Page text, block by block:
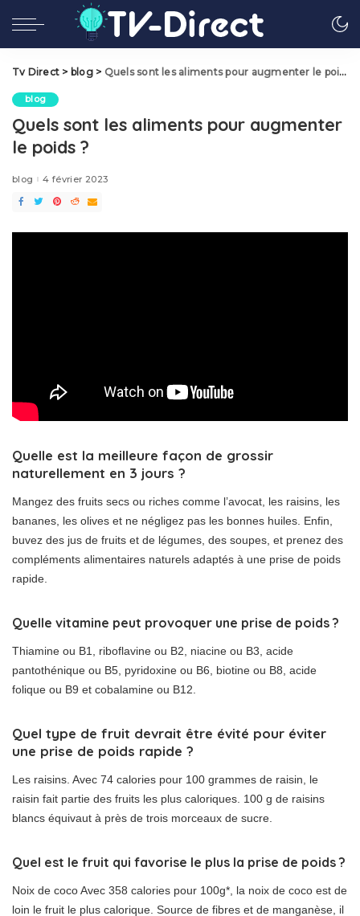
Tv Direct > blog> Quels sont les aliments pour augmenter le poids ?
blog
Quels sont les aliments pour augmenter
le poids ?
blog 4 février 2023
Quelle est la meilleure façon de grossir
naturellement en 3 jours ?
Mangez des fruits secs ou riches comme l’avocat, les raisins, les
bananes, les olives et ne négligez pas les bonnes huiles. Enfin,
buvez des jus de fruits et de légumes, des soupes, et prenez des
compléments alimentaires naturels adaptés à une prise de poids
rapide.
Quelle vitamine peut provoquer une prise de poids ?
Thiamine ou B1, riboflavine ou B2, niacine ou B3, acide
pantothénique ou B5, pyridoxine ou B6, biotine ou B8, acide
folique ou B9 et cobalamine ou B12.
Quel type de fruit devrait être évité pour éviter
une prise de poids rapide ?
Les raisins. Avec 74 calories pour 100 grammes de raisin, le
raisin fait partie des fruits les plus caloriques. 100 g de raisins
blancs équivaut à près de trois morceaux de sucre.
Quel est le fruit qui favorise le plus la prise de poids ?
Noix de coco Avec 358 calories pour 100g*, la noix de coco est de
loin le fruit le plus calorique. Source de fibres et de manganèse, il